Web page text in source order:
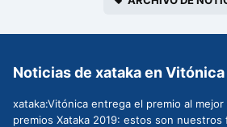
Noticias de xataka en Vitónica
xataka:Vitónica entrega el premio al
premios Xataka 2019: estos son nuestros